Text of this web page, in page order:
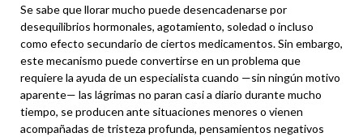
Se sabe que llorar mucho puede desencadenarse por
desequilibrios hormonales, agotamiento, soledad o incluso
como efecto secundario de ciertos medicamentos. Sin embargo,
este mecanismo puede convertirse en un problema que
requiere la ayuda de un especialista cuando —sin ningún motivo
aparente— las lágrimas no paran casi a diario durante mucho
tiempo, se producen ante situaciones menores o vienen
acompañadas de tristeza profunda, pensamientos negativos